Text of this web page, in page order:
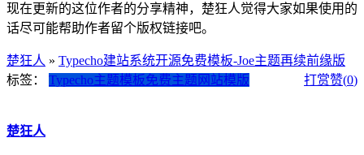
现在更新的这位作者的分享精神，楚狂人觉得大家如果使用的
话尽可能帮助作者留个版权链接吧。
楚狂人 » Typecho建站系统开源免费模板-Joe主题再续前缘版
打赏赞(0)
标签： Typecho主题模板免费主题 网站模版
楚狂人